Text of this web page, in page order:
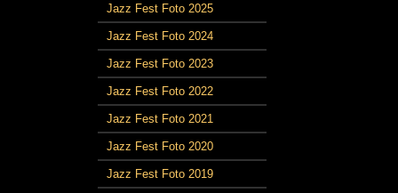
Jazz Fest Foto 2025
Jazz Fest Foto 2024
Jazz Fest Foto 2023
Jazz Fest Foto 2022
Jazz Fest Foto 2021
Jazz Fest Foto 2020
Jazz Fest Foto 2019